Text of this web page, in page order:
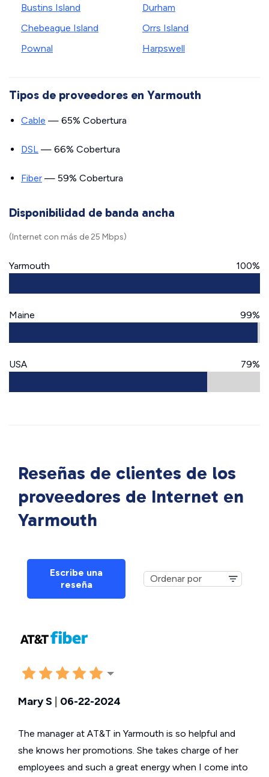
Bustins Island
Chebeague Island
Pownal
Durham
Orrs Island
Harpswell
Tipos de proveedores en Yarmouth
Cable — 65% Cobertura
DSL — 66% Cobertura
Fiber — 59% Cobertura
Disponibilidad de banda ancha
(Internet con más de 25 Mbps)
Yarmouth 100%
Maine 99%
USA 79%
Reseñas de clientes de los
proveedores de Internet en
Yarmouth
Escribe una
reseña
Mary S 06-22-2024
The manager at AT&T in Yarmouth is so helpful and
she knows her promotions. She takes charge of her
employees and such a great energy when I come into